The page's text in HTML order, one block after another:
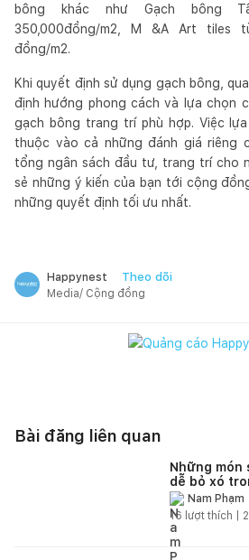
bông khác như Gạch bông
350,000đồng/m2, M &A Art tiles
đồng/m2.
Khi quyết định sử dụng gạch bông,
định hướng phong cách và lựa chọn
gạch bông trang trí phù hợp. Việc
thuộc vào cả những đánh giá riêng
tổng ngân sách đầu tư, trang trí cho
sẻ những ý kiến của bạn tới cộng
những quyết định tối ưu nhất.
Happynest Theo dõi
Media/ Cộng đồng
Bài đăng liên quan
Những món
dễ bỏ xó
Nam Phạm
16 lượt thích |